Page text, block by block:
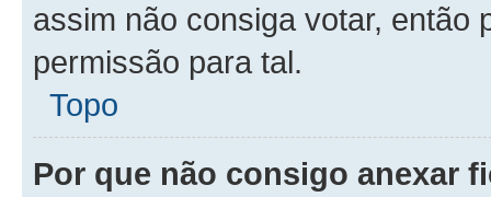
assim não consiga votar, então
permissão para tal.
Topo
Por que não consigo anexar